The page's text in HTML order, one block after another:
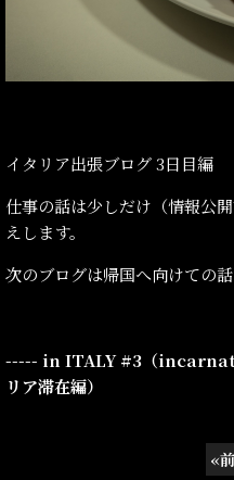
イタリア出張ブログ 3日目編
仕事の話は少しだけ（情報公
えします。
次のブログは帰国へ向けての話
----- in ITALY #3（
リア滞在編）
«前